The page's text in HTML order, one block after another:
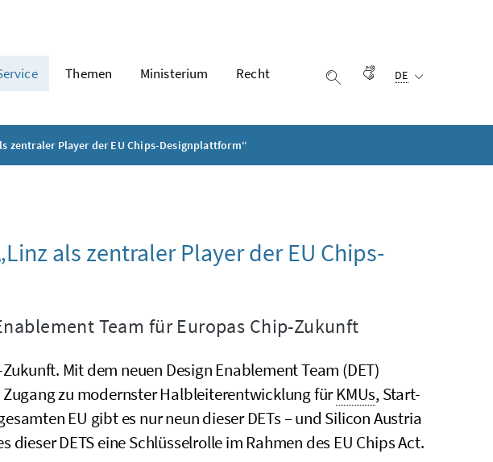
Themen Ministerium Recht Suche einblenden
Gebärdensprache
DE
zentraler Player der EU Chips-Designplattform“
als zentralerPlayerder EU Chips-
Team für Europas Chip-Zukunft
Mit dem neuen Design Enablement Team (DET)
Zugang zu modernster Halbleiterentwicklung fürKMUs,Start-
EU gibt es nur neun dieser DETs – und Silicon Austria
dieser DETS eine Schlüsselrolle im Rahmen des EU Chips Act.